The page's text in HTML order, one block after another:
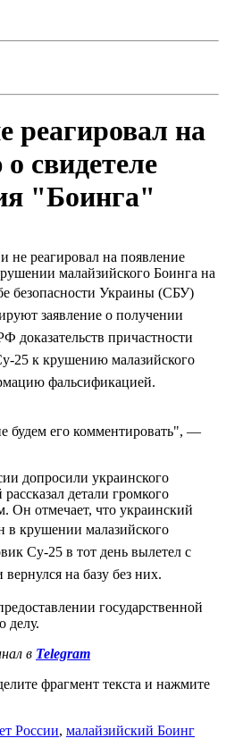
реагировал на
свидетеле
"Боинга"
не реагировал на появление
малайзийского Боинга на
безопасности Украины (СБУ)
заявление о получении
доказательств причастности
25 к крушению малазийского
фальсификацией.
будем его комментировать", —
допросили украинского
детали громкого
Он отмечает, что украинский
в крушении малазийского
Су-25 в тот день вылетел с
на базу без них.
государственной
делу.
в Telegram
фрагмент текста и нажмите
России, малайзийский Боинг